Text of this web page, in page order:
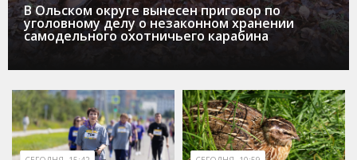
В Ольском округе вынесен приговор по
уголовному делу о незаконном хранении
самодельного охотничьего карабина